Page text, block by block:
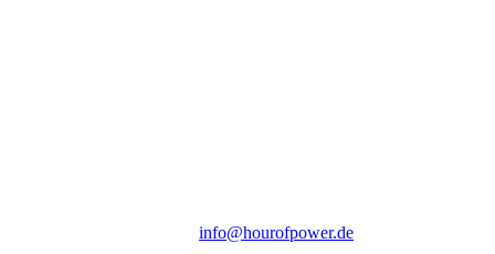
info@hourofpower.de